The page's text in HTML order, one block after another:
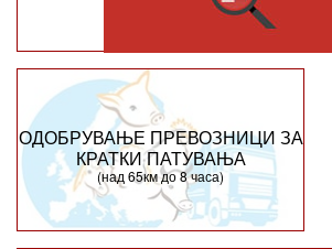
ОДОБРУВАЊЕ ПРЕВОЗНИЦИ ЗА
КРАТКИ ПАТУВАЊА
(над 65км до 8 часа)